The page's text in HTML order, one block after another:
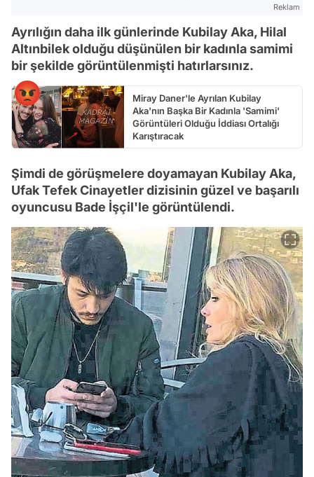
Reklam
Ayrılığın daha ilk günlerinde Kubilay Aka, Hilal
Altınbilek olduğu düşünülen bir kadınla samimi
bir şekilde görüntülenmişti hatırlarsınız.
Miray Daner'le Ayrılan Kubilay
Aka'nın Başka Bir Kadınla 'Samimi'
Görüntüleri Olduğu İddiası Ortalığı
Karıştıracak
Şimdi de görüşmelere doyamayan Kubilay Aka,
Ufak Tefek Cinayetler dizisinin güzel ve başarılı
oyuncusu Bade İşçil'le görüntülendi.